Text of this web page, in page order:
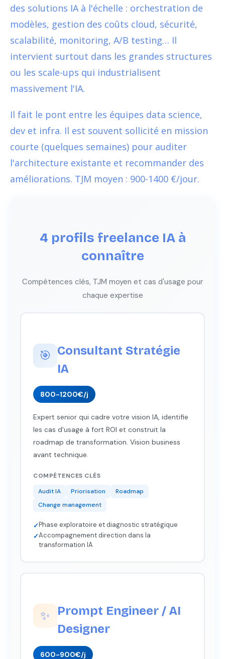
des solutions IA à l'échelle : orchestration de
modèles, gestion des coûts cloud, sécurité,
scalabilité, monitoring, A/B testing… Il
intervient surtout dans les grandes structures
ou les scale-ups qui industrialisent
massivement l'IA.
Il fait le pont entre les équipes data science,
dev et infra. Il est souvent sollicité en mission
courte (quelques semaines) pour auditer
l'architecture existante et recommander des
améliorations. TJM moyen : 900-1400 €/jour.
4 profils freelance IA à
connaître
Compétences clés, TJM moyen et cas d'usage pour
chaque expertise
🎯 Consultant Stratégie
IA
800-1200€/j
Expert senior qui cadre votre vision IA, identifie
les cas d'usage à fort ROI et construit la
roadmap de transformation. Vision business
avant technique.
COMPÉTENCES CLÉS
Audit IA
Priorisation
Roadmap
Change management
✓Phase exploratoire et diagnostic stratégique
✓Accompagnement direction dans la
transformation IA
✨
Prompt Engineer / AI
Designer
600-900€/j